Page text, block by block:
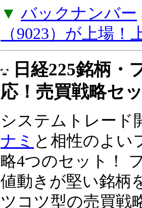
資とIPO投資」、
（9023）が上場！
同社は2024年10月
へ上場予定です
▼ バックナンバー
（9023）が上場！
日経225銘柄・
応！売買戦略セ